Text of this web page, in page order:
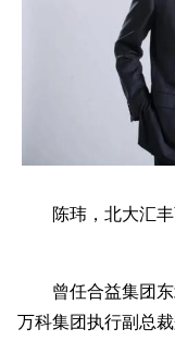
陈玮，北大汇
曾任合益集团
万科集团执行副总裁